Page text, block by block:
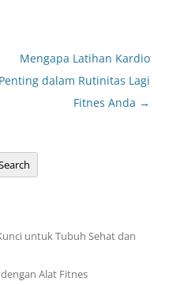
Mengapa Latihan Kardio
Penting dalam Rutinitas Lagi
Fitnes Anda →
untuk Tubuh Sehat dan
Alat Fitnes